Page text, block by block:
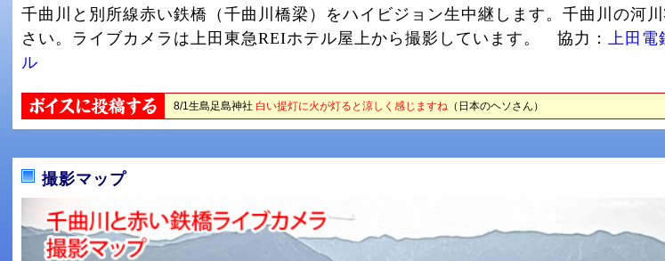
千曲川と別所線赤い鉄橋（千曲川橋梁）をハイビジョン生中継します。千曲川の河
さい。ライブカメラは上田東急REIホテル屋上から撮影しています。 協力： 上田電
ル
撮影マップ